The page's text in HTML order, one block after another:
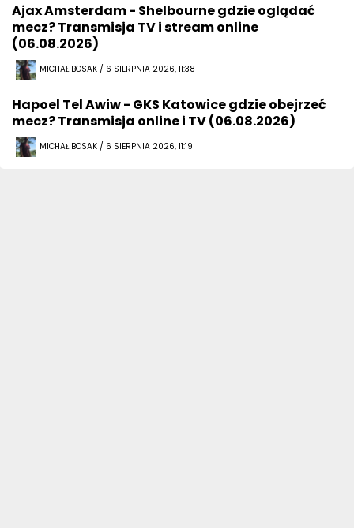
Ajax Amsterdam - Shelbourne gdzie oglądać
mecz? Transmisja TV i stream online
(06.08.2026)
MICHAŁ BOSAK / 6 SIERPNIA 2026, 11:38
Hapoel Tel Awiw - GKS Katowice gdzie obejrzeć
mecz? Transmisja online i TV (06.08.2026)
MICHAŁ BOSAK / 6 SIERPNIA 2026, 11:19